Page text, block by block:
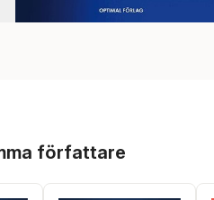
författare